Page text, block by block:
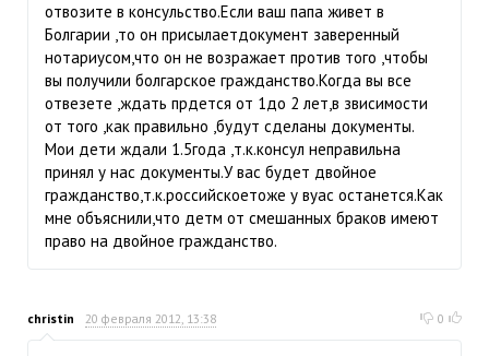
отвозите в консульство.Если ваш папа живет в
Болгарии ,то он присылаетдокумент заверенный
нотариусом,что он не возражает против того ,чтобы
вы получили болгарское гражданство.Когда вы все
отвезете ,ждать прдется от 1до 2 лет,в звисимости
от того ,как правильно ,будут сделаны документы.
Мои дети ждали 1.5года ,т.к.консул неправильна
принял у нас документы.У вас будет двойное
гражданство,т.к.российскоетоже у вуас останется.Как
мне объяснили,что детм от смешанных браков имеют
право на двойное гражданство.
christin 20 февраля 2012, 13:38 0